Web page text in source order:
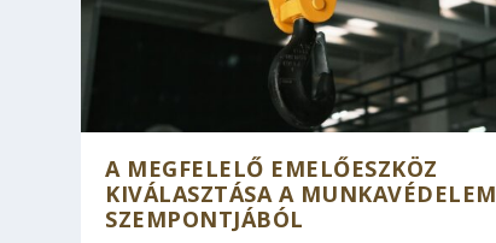
A MEGFELELŐ EMELŐESZKÖZ
KIVÁLASZTÁSA A MUNKAVÉDELEM
SZEMPONTJÁBÓL